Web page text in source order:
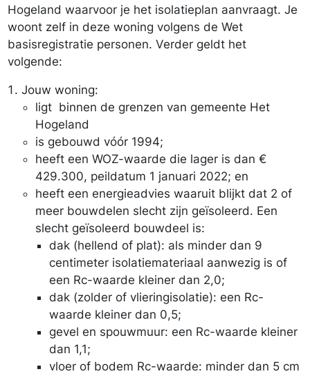
Hogeland waarvoor je het isolatieplan aanvraagt. Je
woont zelf in deze woning volgens de Wet
basisregistratie personen. Verder geldt het
volgende:
Jouw woning:
ligt binnen de grenzen van gemeente Het
Hogeland
is gebouwd vóór 1994;
heeft een WOZ-waarde die lager is dan €
429.300, peildatum 1 januari 2022; en
heeft een energieadvies waaruit blijkt dat 2 of
meer bouwdelen slecht zijn geïsoleerd. Een
slecht geïsoleerd bouwdeel is:
dak (hellend of plat): als minder dan 9
centimeter isolatiemateriaal aanwezig is of
een Rc-waarde kleiner dan 2,0;
dak (zolder of vlieringisolatie): een Rc-
waarde kleiner dan 0,5;
gevel en spouwmuur: een Rc-waarde kleiner
dan 1,1;
vloer of bodem Rc-waarde: minder dan 5 cm